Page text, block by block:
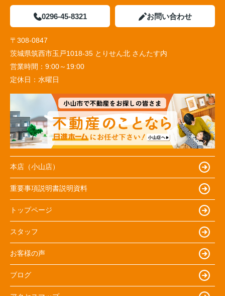
0296-45-8321 お問い合わせ
〒308-0847
茨城県筑西市玉戸1018-35 とりせん北 さんたす内
営業時間： 9:00～19:00
定休日： 水曜日
本店（小山店）
重要事項説明書説明資料
トップページ
スタッフ
お客様の声
ブログ